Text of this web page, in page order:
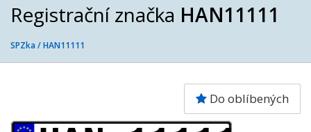
Registrační značka HAN11111
SPZka /HAN11111
Do oblíbených